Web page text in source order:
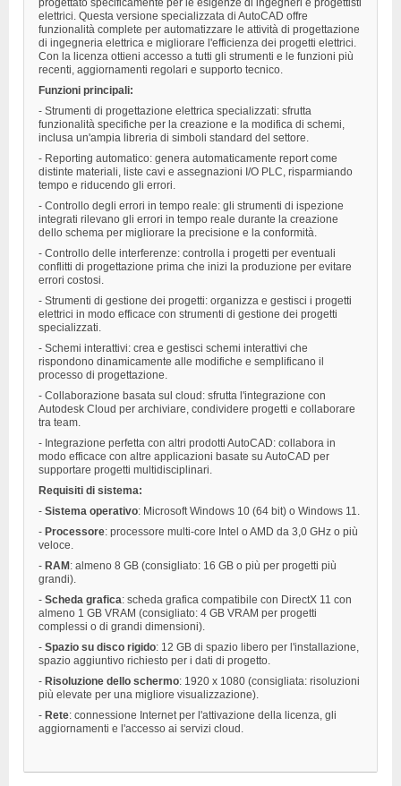
elettrici. Questa versione specializzata di AutoCAD offre
funzionalità complete per automatizzare le attività di progettazione
di ingegneria elettrica e migliorare l'efficienza dei progetti elettrici.
Con la licenza ottieni accesso a tutti gli strumenti e le funzioni più
recenti, aggiornamenti regolari e supporto tecnico.
Funzioni principali:
- Strumenti di progettazione elettrica specializzati: sfrutta
funzionalità specifiche per la creazione e la modifica di schemi,
inclusa un'ampia libreria di simboli standard del settore.
- Reporting automatico: genera automaticamente report come
distinte materiali, liste cavi e assegnazioni I/O PLC, risparmiando
tempo e riducendo gli errori.
- Controllo degli errori in tempo reale: gli strumenti di ispezione
integrati rilevano gli errori in tempo reale durante la creazione
dello schema per migliorare la precisione e la conformità.
- Controllo delle interferenze: controlla i progetti per eventuali
conflitti di progettazione prima che inizi la produzione per evitare
errori costosi.
- Strumenti di gestione dei progetti: organizza e gestisci i progetti
elettrici in modo efficace con strumenti di gestione dei progetti
specializzati.
- Schemi interattivi: crea e gestisci schemi interattivi che
rispondono dinamicamente alle modifiche e semplificano il
processo di progettazione.
- Collaborazione basata sul cloud: sfrutta l'integrazione con
Autodesk Cloud per archiviare, condividere progetti e collaborare
tra team.
- Integrazione perfetta con altri prodotti AutoCAD: collabora in
modo efficace con altre applicazioni basate su AutoCAD per
supportare progetti multidisciplinari.
Requisiti di sistema:
- Sistema operativo: Microsoft Windows 10 (64 bit) o ​​Windows 11.
- Processore: processore multi-core Intel o AMD da 3,0 GHz o più
veloce.
- RAM: almeno 8 GB (consigliato: 16 GB o più per progetti più
grandi).
- Scheda grafica: scheda grafica compatibile con DirectX 11 con
almeno 1 GB VRAM (consigliato: 4 GB VRAM per progetti
complessi o di grandi dimensioni).
- Spazio su disco rigido: 12 GB di spazio libero per l'installazione,
spazio aggiuntivo richiesto per i dati di progetto.
- Risoluzione dello schermo: 1920 x 1080 (consigliata: risoluzioni
più elevate per una migliore visualizzazione).
- Rete: connessione Internet per l'attivazione della licenza, gli
aggiornamenti e l'accesso ai servizi cloud.